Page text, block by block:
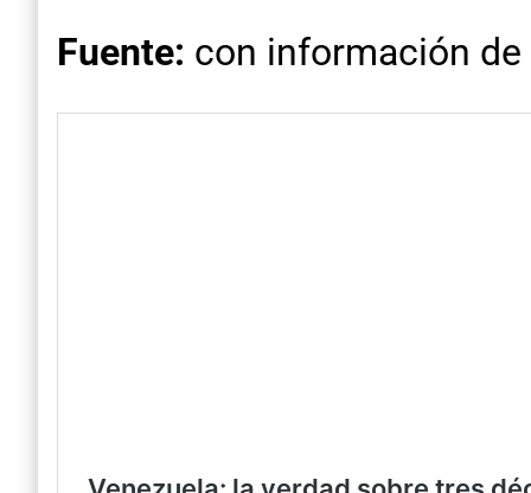
Fuente: con información